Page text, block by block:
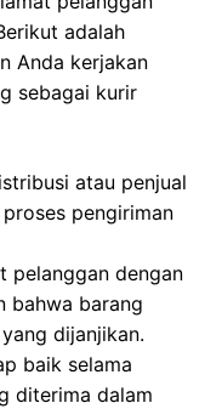
adalah
Anda kerjakan
sebagai kurir
atau penjual
pengiriman
pelanggan dengan
bahwa barang
dijanjikan.
baik selama
diterima dalam